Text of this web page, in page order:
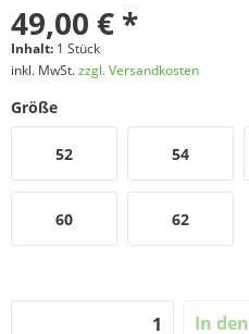
49,00 € *
Inhalt: 1 Stück
inkl. MwSt.zzgl. Versandkosten
Größe
52 54
60 62
In den